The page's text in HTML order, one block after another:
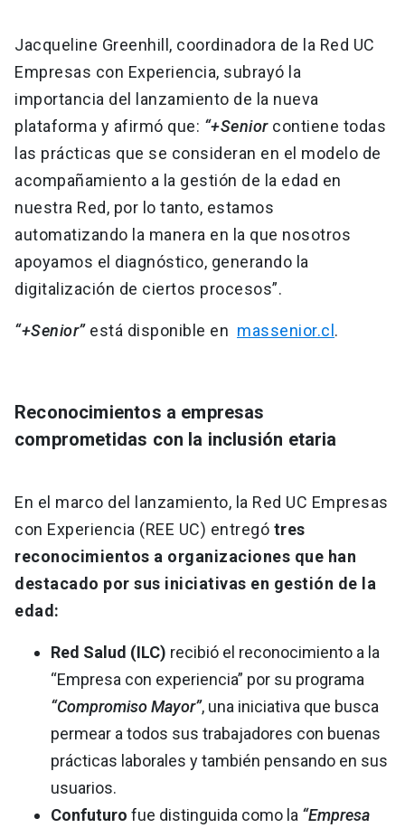
Jacqueline Greenhill, coordinadora de la Red UC
Empresas con Experiencia, subrayó la
importancia del lanzamiento de la nueva
plataforma y afirmó que: “+Seniorcontiene todas
las prácticas que se consideran en el modelo de
acompañamiento a la gestión de la edad en
nuestra Red, por lo tanto, estamos
automatizando la manera en la que nosotros
apoyamos el diagnóstico, generando la
digitalización de ciertos procesos”.
“+Senior”está disponible en massenior.cl .
Reconocimientos a empresas
comprometidas con la inclusión etaria
En el marco del lanzamiento, la Red UC Empresas
con Experiencia (REE UC) entregó tres
reconocimientos a organizaciones que han
destacado por sus iniciativas en gestión de la
edad:
Red Salud (ILC) recibió el reconocimiento a la
“Empresa con experiencia” por su programa
“Compromiso Mayor”, una iniciativa que busca
permear a todos sus trabajadores con buenas
prácticas laborales y también pensando en sus
usuarios.
Confuturo fue distinguida como la “Empresa